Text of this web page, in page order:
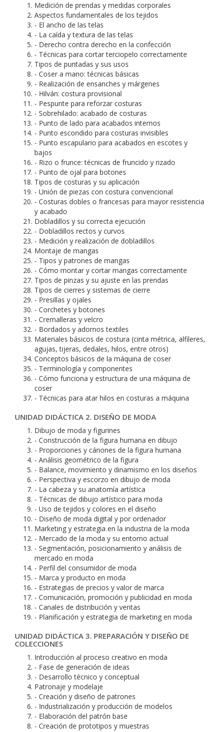
Medición de prendas y medidas corporales
Aspectos fundamentales de los tejidos
- El ancho de las telas
- La caída y textura de las telas
- Derecho contra derecho en la confección
- Técnicas para cortar terciopelo correctamente
Tipos de puntadas y sus usos
- Coser a mano: técnicas básicas
- Realización de ensanches y márgenes
- Hilván: costura provisional
- Pespunte para reforzar costuras
- Sobrehilado: acabado de costuras
- Punto de lado para acabados internos
- Punto escondido para costuras invisibles
- Punto escapulario para acabados en escotes y
bajos
- Rizo o frunce: técnicas de fruncido y rizado
- Punto de ojal para botones
Tipos de costuras y su aplicación
- Unión de piezas con costura convencional
- Costuras dobles o francesas para mayor resistencia
y acabado
Dobladillos y su correcta ejecución
- Dobladillos rectos y curvos
- Medición y realización de dobladillos
Montaje de mangas
- Tipos y patrones de mangas
- Cómo montar y cortar mangas correctamente
Tipos de pinzas y su ajuste en las prendas
Tipos de cierres y sistemas de cierre
- Presillas y ojales
- Corchetes y botones
- Cremalleras y velcro
- Bordados y adornos textiles
Materiales básicos de costura (cinta métrica, alfileres,
agujas, tijeras, dedales, hilos, entre otros)
Conceptos básicos de la máquina de coser
- Terminología y componentes
- Cómo funciona y estructura de una máquina de
coser
- Técnicas para atar hilos en costuras a máquina
UNIDAD DIDÁCTICA 2. DISEÑO DE MODA
Dibujo de moda y figurines
- Construcción de la figura humana en dibujo
- Proporciones y cánones de la figura humana
- Análisis geométrico de la figura
- Balance, movimiento y dinamismo en los diseños
- Perspectiva y escorzo en dibujo de moda
- La cabeza y su anatomía artística
- Técnicas de dibujo artístico para moda
- Uso de tejidos y colores en el diseño
- Diseño de moda digital y por ordenador
Marketing y estrategia en la industria de la moda
- Mercado de la moda y su entorno actual
- Segmentación, posicionamiento y análisis de
mercado en moda
- Perfil del consumidor de moda
- Marca y producto en moda
- Estrategias de precios y valor de marca
- Comunicación, promoción y publicidad en moda
- Canales de distribución y ventas
- Planificación y estrategia de marketing en moda
UNIDAD DIDÁCTICA 3. PREPARACIÓN Y DISEÑO DE
COLECCIONES
Introducción al proceso creativo en moda
- Fase de generación de ideas
- Desarrollo técnico y conceptual
Patronaje y modelaje
- Creación y diseño de patrones
- Industrialización y producción de modelos
- Elaboración del patrón base
- Creación de prototipos y muestras